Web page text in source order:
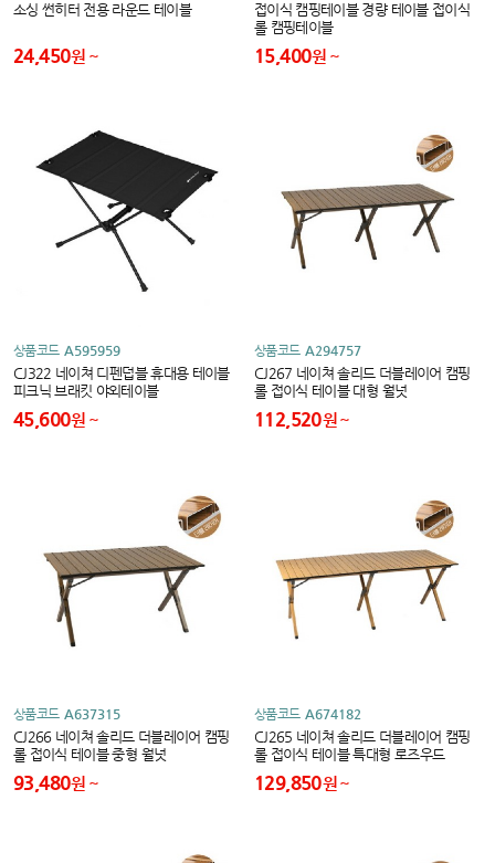
소싱 썬히터 전용 라운드 테이블
24,450원
접이식 캠핑테이블 경량 테이블 접이식
롤 캠핑테이블
15,400원
상품코드 A595959
CJ322 네이쳐 디펜덥블 휴대용 테이블
피크닉 브래킷 야외테이블
45,600원
상품코드 A294757
CJ267 네이쳐 솔리드 더블레이어 캠핑
롤 접이식 테이블 대형 월넛
112,520원
상품코드 A637315
CJ266 네이쳐 솔리드 더블레이어 캠핑
롤 접이식 테이블 중형 월넛
93,480원
상품코드 A674182
CJ265 네이쳐 솔리드 더블레이어 캠핑
롤 접이식 테이블 특대형 로즈우드
129,850원